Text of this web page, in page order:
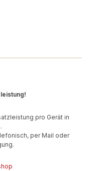
pro Gerät in
per Mail oder